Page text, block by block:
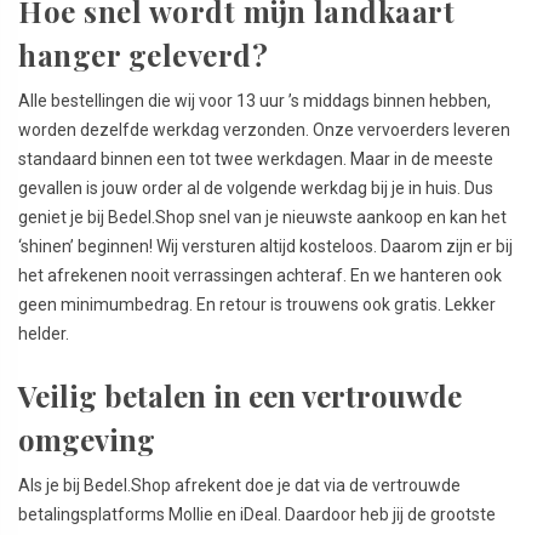
Hoe snel wordt mijn landkaart
hanger geleverd?
Alle bestellingen die wij voor 13 uur ’s middags binnen hebben,
worden dezelfde werkdag verzonden. Onze vervoerders leveren
standaard binnen een tot twee werkdagen. Maar in de meeste
gevallen is jouw order al de volgende werkdag bij je in huis. Dus
geniet je bij Bedel.Shop snel van je nieuwste aankoop en kan het
‘shinen’ beginnen! Wij versturen altijd kosteloos. Daarom zijn er bij
het afrekenen nooit verrassingen achteraf. En we hanteren ook
geen minimumbedrag. En retour is trouwens ook gratis. Lekker
helder.
Veilig betalen in een vertrouwde
omgeving
Als je bij Bedel.Shop afrekent doe je dat via de vertrouwde
betalingsplatforms Mollie en iDeal. Daardoor heb jij de grootste